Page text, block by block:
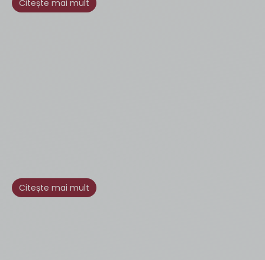
Citește mai mult
Citește mai mult